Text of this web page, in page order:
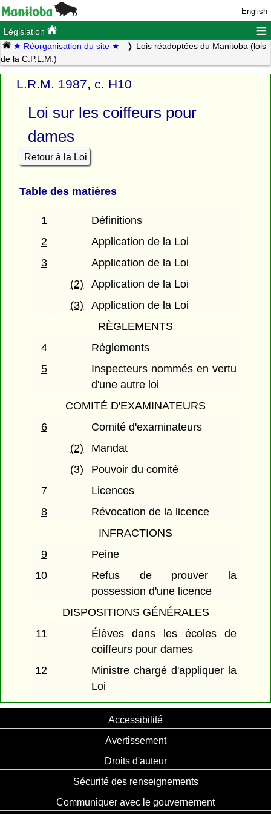
English
Législation ≡
★ Réorganisation du site ★ Lois réadoptées du Manitoba (lois
de la C.P.L.M.)
L.R.M. 1987, c. H10
Loi sur les coiffeurs pour
dames
Retour à la Loi
Table des matières
1
Définitions
2
Application de la Loi
3
Application de la Loi
(2)
Application de la Loi
(3)
Application de la Loi
RÈGLEMENTS
4
Règlements
5
Inspecteurs nommés en vertu
d'une autre loi
COMITÉ D'EXAMINATEURS
6
Comité d'examinateurs
(2)
Mandat
(3)
Pouvoir du comité
7
Licences
8
Révocation de la licence
INFRACTIONS
9
Peine
10
Refus de prouver la
possession d'une licence
DISPOSITIONS GÉNÉRALES
11
Élèves dans les écoles de
coiffeurs pour dames
12
Ministre chargé d'appliquer la
Loi
Accessibilité
Avertissement
Droits d'auteur
Sécurité des renseignements
Communiquer avec le gouvernement